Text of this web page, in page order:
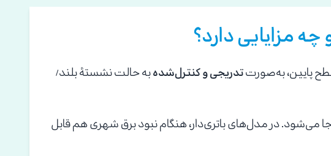
مزایایی دارد؟
پایین، به‌صورتتدریجی و کنترل‌شدهبه حالت نشستهٔ بلند/
می‌شود. در مدل‌های باتری‌دار، هنگام نبود برق شهری هم قابل